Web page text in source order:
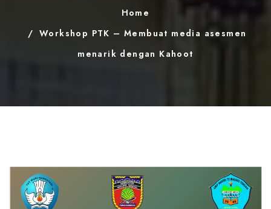
Home
Workshop PTK – Membuat media asesmen
menarik dengan Kahoot